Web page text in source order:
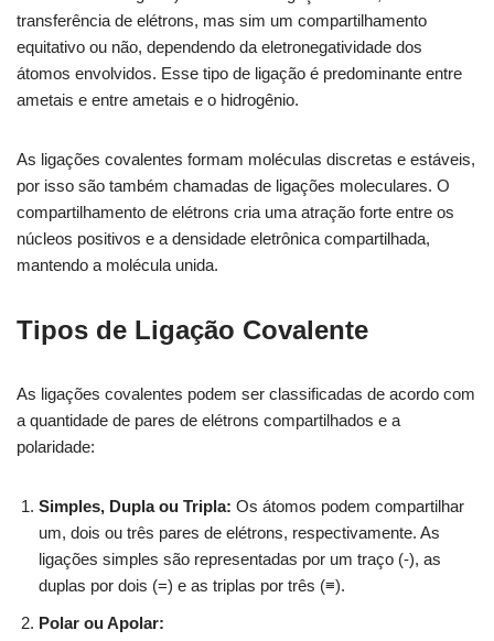
transferência de elétrons, mas sim um compartilhamento
equitativo ou não, dependendo da eletronegatividade dos
átomos envolvidos. Esse tipo de ligação é predominante entre
ametais e entre ametais e o hidrogênio.
As ligações covalentes formam moléculas discretas e estáveis,
por isso são também chamadas de ligações moleculares. O
compartilhamento de elétrons cria uma atração forte entre os
núcleos positivos e a densidade eletrônica compartilhada,
mantendo a molécula unida.
Tipos de Ligação Covalente
As ligações covalentes podem ser classificadas de acordo com
a quantidade de pares de elétrons compartilhados e a
polaridade:
Simples, Dupla ou Tripla: Os átomos podem compartilhar
um, dois ou três pares de elétrons, respectivamente. As
ligações simples são representadas por um traço (-), as
duplas por dois (=) e as triplas por três (≡).
Polar ou Apolar: